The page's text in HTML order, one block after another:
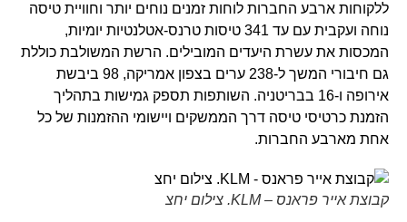
ללקוחות ארבע החברות לוחות זמנים נוחים יותר וחוויית טיסה
נוחה ועקבית עם עד 341 טיסות טרנס-אטלנטיות יומיות,
המכסות את עשרת היעדים המובילים. הרשת המשולבת כוללת
גם חיבורי המשך ל-238 ערים בצפון אמריקה, 98 ביבשת
אירופה ו-16 בבריטניה. השותפות תספק גמישות בתהליך
הזמנת כרטיסי טיסה דרך הממשקים ויישומי ההזמנות של כל
אחת מארבע החברות.
קבוצת אייר פראנס – KLM. צילום יחצ